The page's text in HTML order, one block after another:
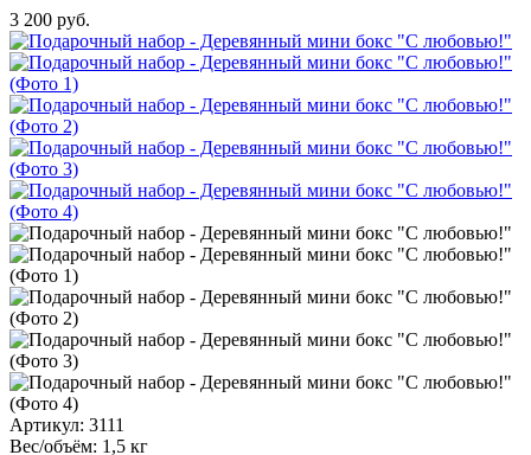
3 200 руб.
Артикул: 3111
Вес/объём: 1,5 кг